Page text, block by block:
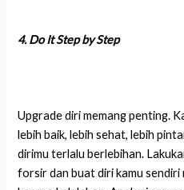
4. Do It Step by Step
Upgrade diri memang penting.
lebih baik, lebih sehat, lebih
dirimu terlalu berlebihan.
forsir dan buat diri kamu sendiri